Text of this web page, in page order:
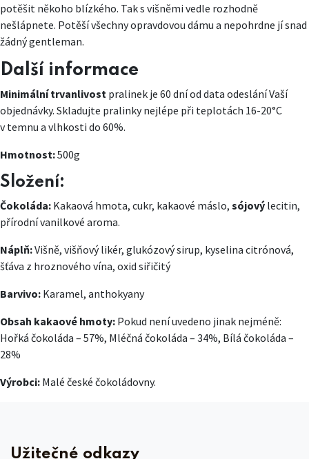
potěšit někoho blízkého. Tak s višněmi vedle rozhodně
nešlápnete. Potěší všechny opravdovou dámu a nepohrdne jí snad
žádný gentleman.
Další informace
Minimální trvanlivost pralinek je 60 dní od data odeslání Vaší
objednávky. Skladujte pralinky nejlépe při teplotách 16-20°C
v temnu a vlhkosti do 60%.
Hmotnost:500g
Složení:
Čokoláda: Kakaová hmota, cukr, kakaové máslo, sójový lecitin,
přírodní vanilkové aroma.
Náplň:Višně, višňový likér, glukózový sirup, kyselina citrónová,
šťáva z hroznového vína, oxid siřičitý
Barvivo: Karamel, anthokyany
Obsah kakaové hmoty: Pokud není uvedeno jinak nejméně:
Hořká čokoláda – 57%, Mléčná čokoláda – 34%, Bílá čokoláda –
28%
Výrobci: Malé české čokoládovny.
Užitečné odkazy